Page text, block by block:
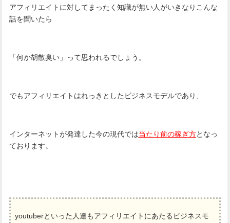
アフィリエイトに対してまったく知識が無い人がいきなりこんな
話を聞いたら
「何か胡散臭い」って思われるでしょう。
でもアフィリエイトはれっきとしたビジネスモデルであり、
インターネットが発達した今の現代では当たり前の稼ぎ方となっ
ております。
youtuberといった人達もアフィリエイトにあたるビジネスモ